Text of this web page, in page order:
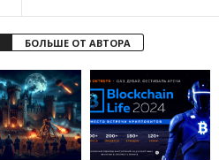
БОЛЬШЕ ОТ АВТОРА